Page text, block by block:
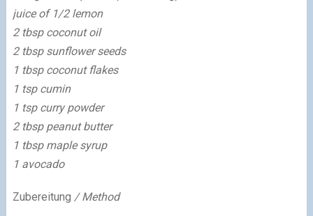
juice of 1/2 lemon
2 tbsp coconut oil
2 tbsp sunflower seeds
1 tbsp coconut flakes
1 tsp cumin
1 tsp curry powder
2 tbsp peanut butter
1 tbsp maple syrup
1 avocado
Zubereitung / Method